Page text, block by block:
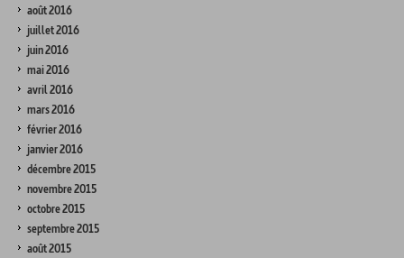
août 2016
juillet 2016
juin 2016
mai 2016
avril 2016
mars 2016
février 2016
janvier 2016
décembre 2015
novembre 2015
octobre 2015
septembre 2015
août 2015